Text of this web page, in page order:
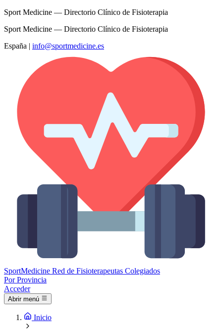
Sport Medicine — Directorio Clínico de Fisioterapia
Sport Medicine — Directorio Clínico de Fisioterapia
España | info@sportmedicine.es
SportMedicine Red de Fisioterapeutas Colegiados
Por Provincia
Acceder
Abrir menú
Inicio